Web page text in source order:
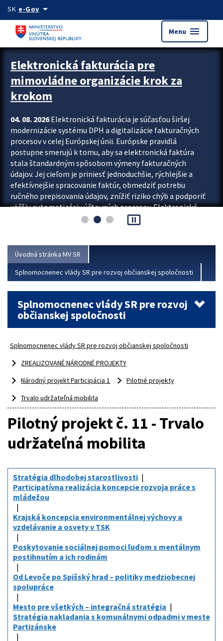
Preskocit na hlavný obsah
SK e-Govarrow_drop_down
Menu menu
Zastavit automatický posun upútavok
Elektronická fakturácia pre
mimovládne organizácie krok za
krokom
04. 08. 2026Elektronická fakturácia je súčasťou širšej
modernizácie systému DPH a digitalizácie fakturačných
procesov v celej Európskej únii. Európske pravidlá
postupne smerujú k tomu, aby sa elektronická faktúra
stala štandardným spôsobom výmeny fakturačných
údajov. Jej cieľom je priniesť jednoduchšie, rýchlejšie a
efektívnejšie spracovanie faktúr, obmedziť potrebu
ručného prepisovania údajov, znížiť riziko chýb a podporiť
väčšiu automatizáciu účtovných procesov. Elektronická
fakturácia preto nepredstavuje...
pause_presentation
Úvodná stránka MV SR
Splnomocnenec vlády SR pre rozvoj občianskej spoločnosti
Splnomocnenec vlády SR pre rozvoj
občianskej spoločnosti
Splnomocnenec vlády SR pre rozvoj občianskej spoločnosti
ZREALIZOVANÉ NÁRODNÉ PROJEKTY
Národný projekt Participácia 1
Pilotné projekty
Trvalo udržateľná mobilita
Pilotný projekt č. 11 - Trvalo
udržateľná mobilita
Stratégia dlhodobej starostlivosti
Participatívna realizácia koncepcie rozvoja práce s
mládežou
Krajská koncepcia environmentálnej výchovy a
vzdelávanie a osvety v TSK
Poskytovanie sociálnej pomoci ľuďom s mentálnym
postihnutím a ich rodinám
Od Levoče po Spišský hrad – politiky medziobecnej
spolupráce
Mesto pre všetkých – integračná stratégia
Stratégia nakladania s komunálnymi odpadmi v meste
Partizánske